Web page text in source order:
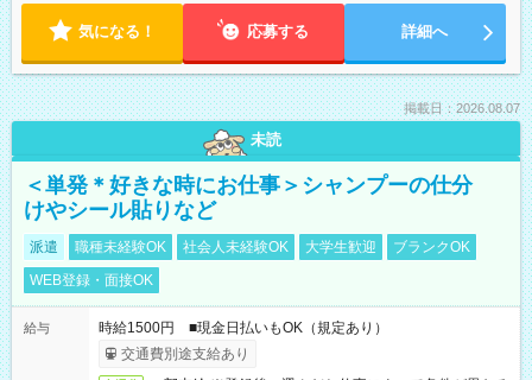
気になる！ 応募する 詳細へ
掲載日：2026.08.07
未読
＜単発＊好きな時にお仕事＞シャンプーの仕分
けやシール貼りなど
派遣 職種未経験OK 社会人未経験OK 大学生歓迎
ブランクOK
WEB登録・面接OK
給与
時給1500円 ■現金日払いもOK（規定あり）
交通費別途支給あり